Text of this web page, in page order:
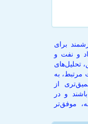
برای
و نفت و
تحلیل‌های
به
از
و در
موفق‌تر